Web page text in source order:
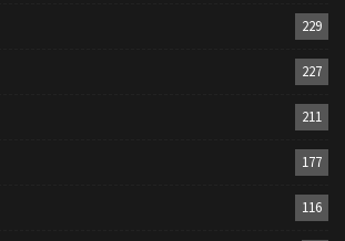
229
227
211
177
116